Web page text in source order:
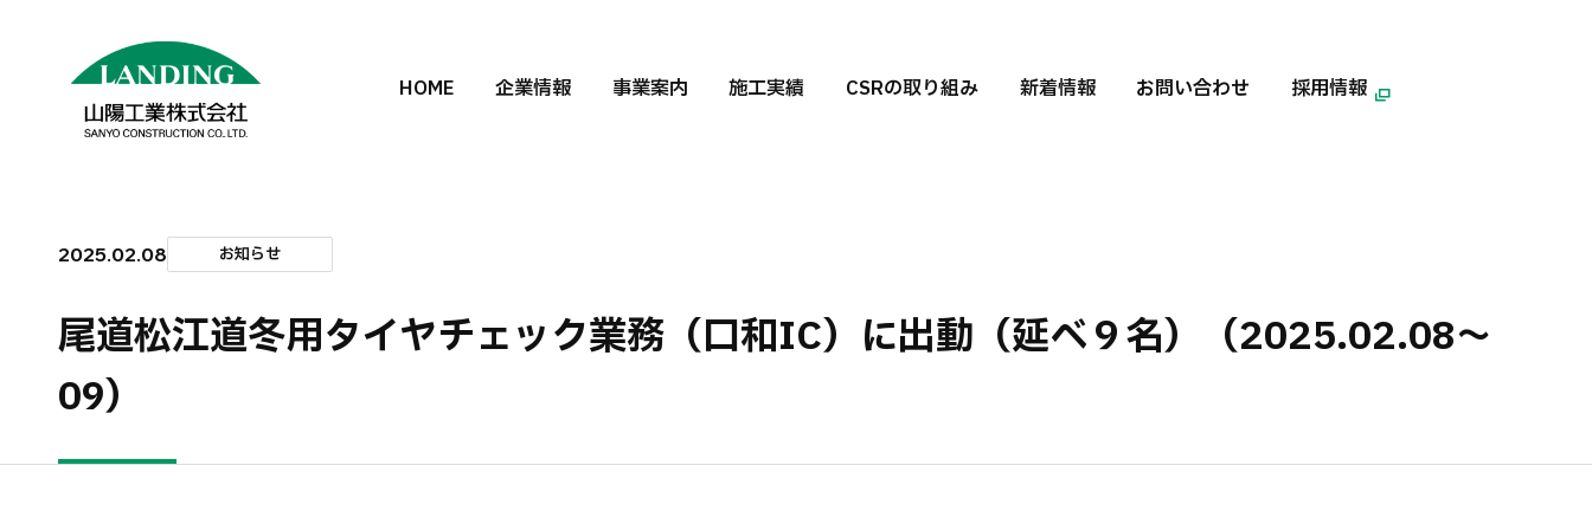
HOME 企業情報 事業案内 施工実績 CSRの取り組み 新着情報 お問い合わせ 採用情報
2025.02.08 お知らせ
尾道松江道冬用タイヤチェック業務（口和IC）に出動（延べ９名）（2025.02.08〜
09）